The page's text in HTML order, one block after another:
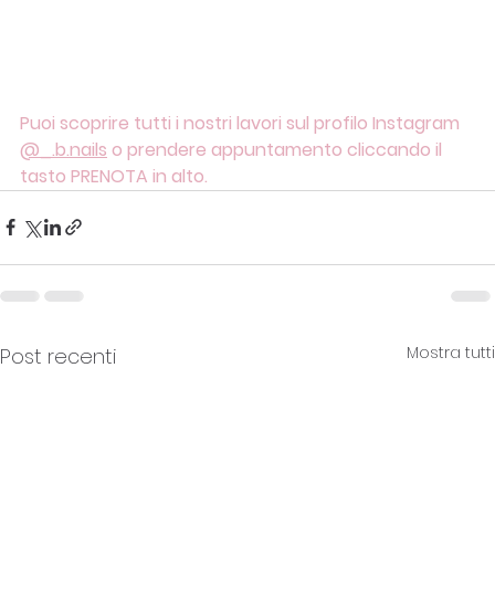
Puoi scoprire tutti i nostri lavori sul profilo Instagram
@_.b.nails o prendere appuntamento cliccando il
tasto PRENOTA in alto.
Post recenti Mostra tutti